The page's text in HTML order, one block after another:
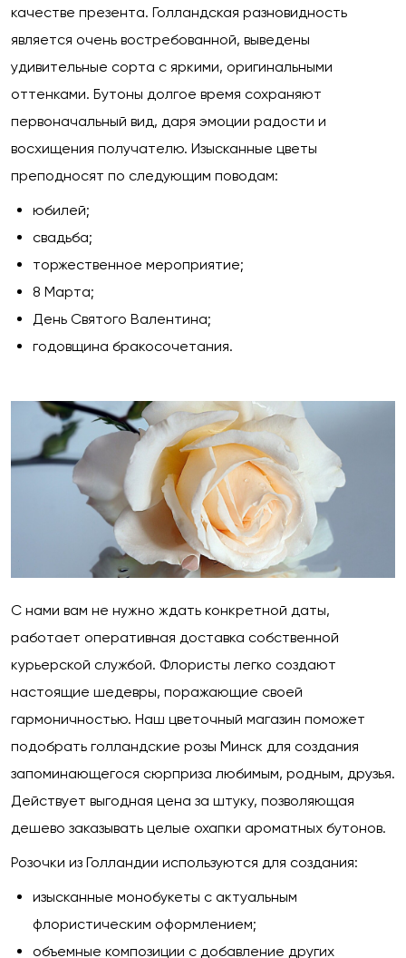
качестве презента. Голландская разновидность
является очень востребованной, выведены
удивительные сорта с яркими, оригинальными
оттенками. Бутоны долгое время сохраняют
первоначальный вид, даря эмоции радости и
восхищения получателю. Изысканные цветы
преподносят по следующим поводам:
юбилей;
свадьба;
торжественное мероприятие;
8 Марта;
День Святого Валентина;
годовщина бракосочетания.
С нами вам не нужно ждать конкретной даты,
работает оперативная доставка собственной
курьерской службой. Флористы легко создают
настоящие шедевры, поражающие своей
гармоничностью. Наш цветочный магазин поможет
подобрать голландские розы Минск для создания
запоминающегося сюрприза любимым, родным, друзья.
Действует выгодная цена за штуку, позволяющая
дешево заказывать целые охапки ароматных бутонов.
Розочки из Голландии используются для создания:
изысканные монобукеты с актуальным
флористическим оформлением;
объемные композиции с добавление других